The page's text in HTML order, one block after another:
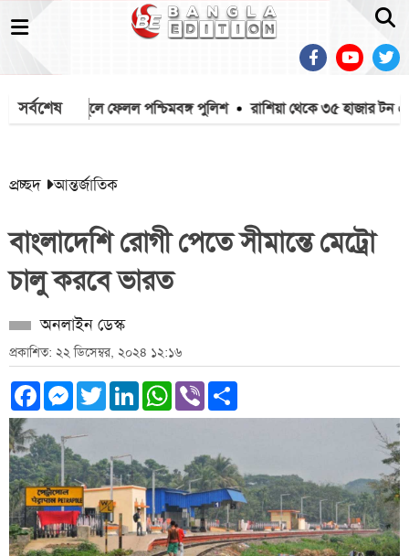
সর্বশেষ
মাইক খুলে ফেলল পশ্চিমবঙ্গ পুলিশ রাশিয়া থেকে ৩৫ হাজার টন
প্রচ্ছদ আন্তর্জাতিক
বাংলাদেশি রোগী পেতে সীমান্তে মেট্রো
চালু করবে ভারত
অনলাইন ডেস্ক
প্রকাশিত: ২২ ডিসেম্বর, ২০২৪ ১২:১৬
Facebook
Messenger
TwitterLinkedInWhatsApp
Viber